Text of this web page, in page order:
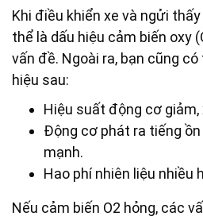
Khi điều khiển xe và ngửi
thể là dấu hiệu cảm biến oxy
vấn đề. Ngoài ra, bạn cũng
hiệu sau:
Hiệu suất động cơ
Động cơ phát ra tiếng
mạnh.
Hao phí nhiên liệu nhiều
Nếu cảm biến O2 hỏng, các